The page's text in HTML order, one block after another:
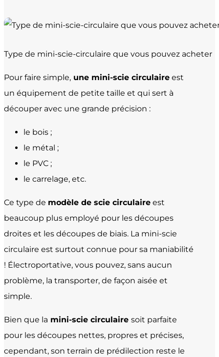
Type de mini-scie-circulaire que vous pouvez acheter
Pour faire simple, une mini-scie circulaire est
un équipement de petite taille et qui sert à
découper avec une grande précision :
le bois ;
le métal ;
le PVC ;
le carrelage, etc.
Ce type de modèle de scie circulaire est
beaucoup plus employé pour les découpes
droites et les découpes de biais. La mini-scie
circulaire est surtout connue pour sa maniabilité
! Électroportative, vous pouvez, sans aucun
problème, la transporter, de façon aisée et
simple.
Bien que la mini-scie circulaire soit parfaite
pour les découpes nettes, propres et précises,
cependant, son terrain de prédilection reste le